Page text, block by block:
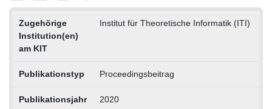
Zugehörige
Institution(en)
am KIT
Institut für Theoretische Informatik (ITI)
Publikationstyp Proceedingsbeitrag
Publikationsjahr 2020